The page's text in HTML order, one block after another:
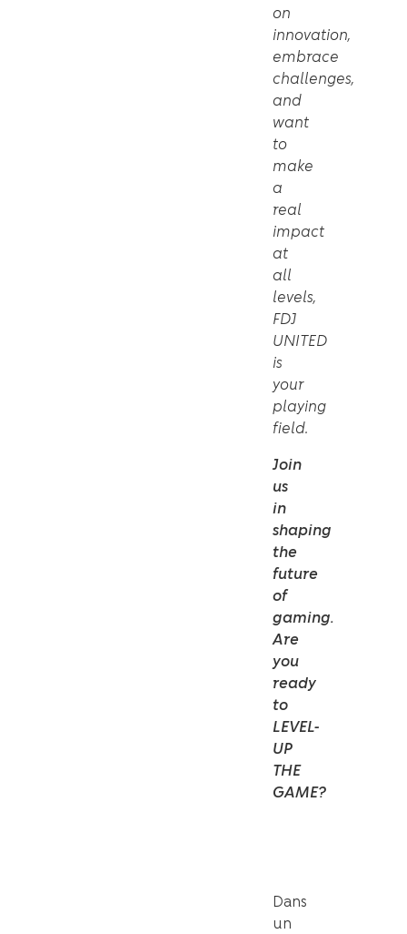
on
innovation,
embrace
challenges,
and
want
to
make
a
real
impact
at
all
levels,
FDJ
UNITED
is
your
playing
field.
Join
us
in
shaping
the
future
of
gaming.
Are
you
ready
to
LEVEL-
UP
THE
GAME?
Dans
un